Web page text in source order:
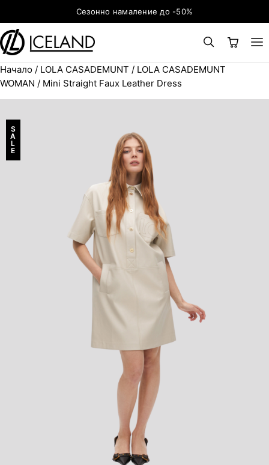
Към съдържаниетоСезонно намаление до -50%
Search for:
ТЪРСЕНЕ
Начало / LOLA CASADEMUNT / LOLA CASADEMUNT
WOMAN / Mini Straight Faux Leather Dress
S
A
L
E